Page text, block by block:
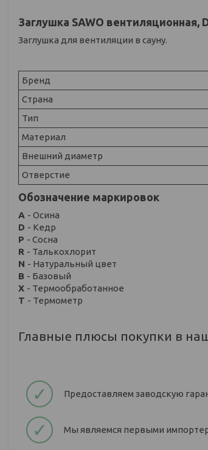
Заглушка SAWO вентиляционная,
Заглушка для вентиляции в сауну.
Бренд
Страна
Тип
Материал
Внешний диаметр
Отверстие
Обозначение маркировок
A - Осина
D - Кедр
P - Сосна
R - Талькохлорит
N - Натуральный цвет
B - Базовый
X - Термообработанное
Т - Термометр
Главные плюсы покупки в
✓ Предоставляем заводскую
✓ Мы являемся первыми